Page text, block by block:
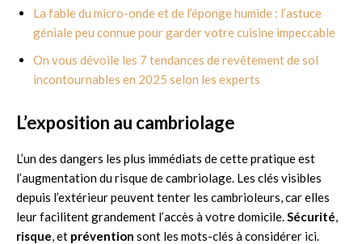
La fable du micro-onde et de l’éponge humide : l’astuce
géniale peu connue pour garder votre cuisine impeccable
On vous dévoile les 7 tendances de revêtement de sol
incontournables en 2025 selon les experts
L’exposition au cambriolage
L’un des dangers les plus immédiats de cette pratique est
l’augmentation du risque de cambriolage. Les clés visibles
depuis l’extérieur peuvent tenter les cambrioleurs, car elles
leur facilitent grandement l’accès à votre domicile.Sécurité,
risque, et prévention sont les mots-clés à considérer ici.